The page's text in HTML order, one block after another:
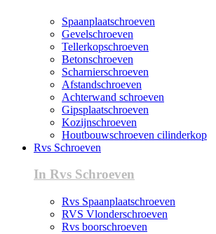
Spaanplaatschroeven
Gevelschroeven
Tellerkopschroeven
Betonschroeven
Scharnierschroeven
Afstandschroeven
Achterwand schroeven
Gipsplaatschroeven
Kozijnschroeven
Houtbouwschroeven cilinderkop
Rvs Schroeven
In Rvs Schroeven
Rvs Spaanplaatschroeven
RVS Vlonderschroeven
Rvs boorschroeven